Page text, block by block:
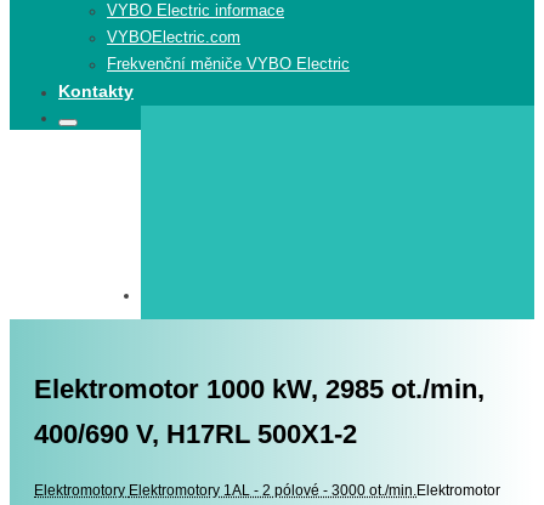
VYBO Electric informace
VYBOElectric.com
Frekvenční měniče VYBO Electric
Kontakty
Search
Search
Elektromotor 1000 kW, 2985 ot./min,
400/690 V, H17RL 500X1-2
Elektromotory Elektromotory
Elektromotory 1AL - 2 pólové - 3000 ot./min.Elektromotor